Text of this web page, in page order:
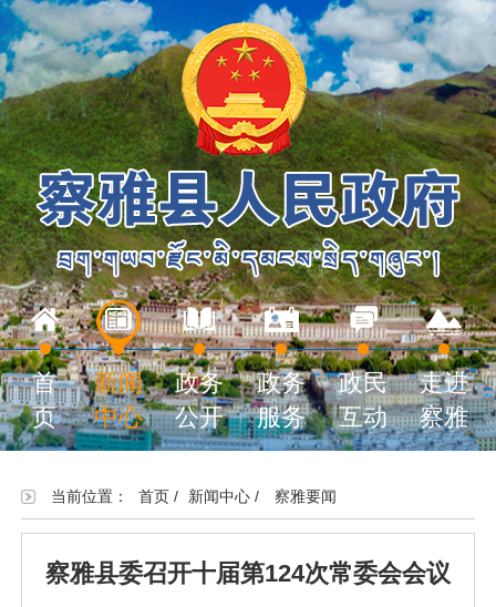
首
页
新闻
中心
政务
公开
政务
服务
政民
互动
走进
察雅
当前位置： 首页/ 新闻中心/ 察雅要闻
察雅县委召开十届第124次常委会会议